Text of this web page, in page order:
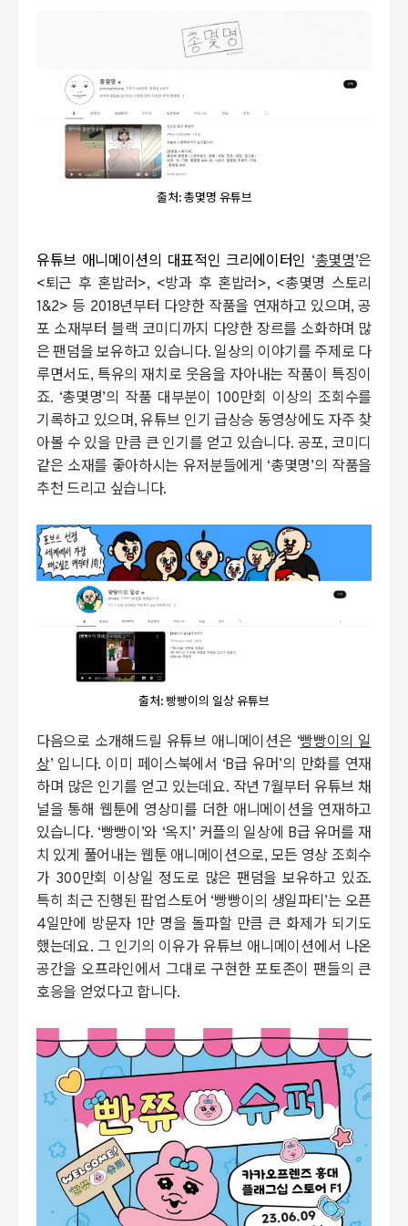
출처: 총몇명 유튜브
유튜브 애니메이션의 대표적인 크리에이터인 ‘총몇명’은
<퇴근 후 혼밥러>, <방과 후 혼밥러>, <총몇명 스토리
1&2> 등 2018년부터 다양한 작품을 연재하고 있으며, 공
포 소재부터 블랙 코미디까지 다양한 장르를 소화하며 많
은 팬덤을 보유하고 있습니다. 일상의 이야기를 주제로 다
루면서도, 특유의 재치로 웃음을 자아내는 작품이 특징이
죠. ‘총몇명’의 작품 대부분이 100만회 이상의 조회수를
기록하고 있으며, 유튜브 인기 급상승 동영상에도 자주 찾
아볼 수 있을 만큼 큰 인기를 얻고 있습니다. 공포, 코미디
같은 소재를 좋아하시는 유저분들에게 ‘총몇명’의 작품을
추천 드리고 싶습니다.
출처: 빵빵이의 일상 유튜브
다음으로 소개해드릴 유튜브 애니메이션은 ‘빵빵이의 일
상’ 입니다. 이미 페이스북에서 ‘B급 유머’의 만화를 연재
하며 많은 인기를 얻고 있는데요. 작년 7월부터 유튜브 채
널을 통해 웹툰에 영상미를 더한 애니메이션을 연재하고
있습니다. ‘빵빵이’와 ‘옥지’ 커플의 일상에 B급 유머를 재
치 있게 풀어내는 웹툰 애니메이션으로, 모든 영상 조회수
가 300만회 이상일 정도로 많은 팬덤을 보유하고 있죠.
특히 최근 진행된 팝업스토어 ‘빵빵이의 생일파티’는 오픈
4일만에 방문자 1만 명을 돌파할 만큼 큰 화제가 되기도
했는데요. 그 인기의 이유가 유튜브 애니메이션에서 나온
공간을 오프라인에서 그대로 구현한 포토존이 팬들의 큰
호응을 얻었다고 합니다.